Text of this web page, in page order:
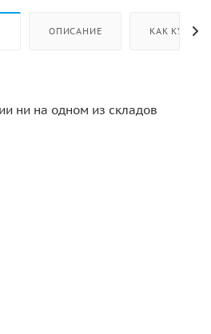
ОПИСАНИЕ КАК КУПИТЬ
ни на одном из складов